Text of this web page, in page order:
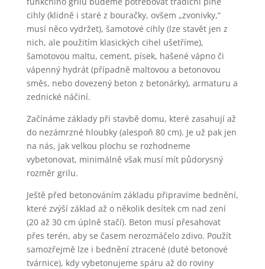
cihly (klidně i staré z bouračky, ovšem „zvonivky,“
musí něco vydržet), šamotové cihly (lze stavět jen z
nich, ale použitím klasických cihel ušetříme),
šamotovou maltu, cement, písek, hašené vápno či
vápenný hydrát (případně maltovou a betonovou
směs, nebo dovezený beton z betonárky), armaturu a
zednické náčiní.
Začínáme základy při stavbě domu, které zasahují až
do nezámrzné hloubky (alespoň 80 cm). Je už pak jen
na nás, jak velkou plochu se rozhodneme
vybetonovat, minimálně však musí mít půdorysný
rozměr grilu.
Ještě před betonováním základu připravíme bednění,
které zvýší základ až o několik desítek cm nad zení
(20 až 30 cm úplně stačí). Beton musí přesahovat
přes terén, aby se časem nerozmáčelo zdivo. Použít
samozřejmě lze i bednění ztracené (duté betonové
tvárnice), kdy vybetonujeme spáru až do roviny